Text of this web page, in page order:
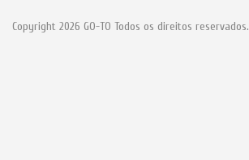
Copyright 2026 GO-TO Todos os direitos reservados.